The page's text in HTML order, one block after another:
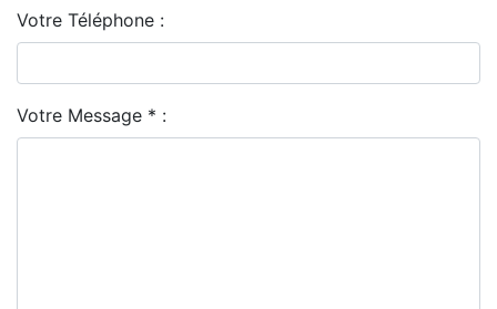
Votre Téléphone :
Votre Message * :